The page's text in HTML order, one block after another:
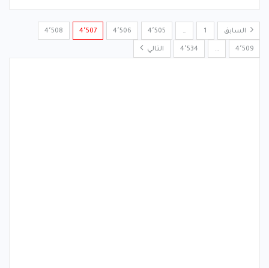
السابق 1
… 4٬505 4٬506 4٬507 4٬508
4٬509 … 4٬534 التالي